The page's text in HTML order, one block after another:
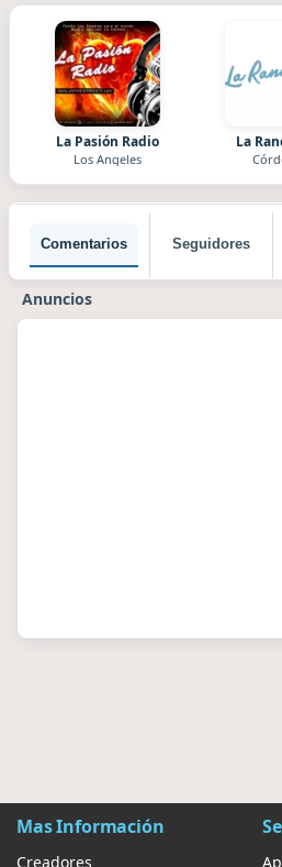
La Pasión Radio
Los Angeles
La
Comentarios Seguidores
Anuncios
Mas Información
Creadores